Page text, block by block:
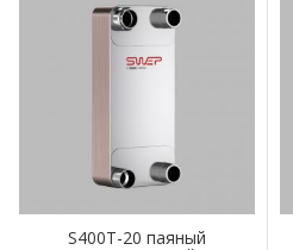
S400T-20 паяный